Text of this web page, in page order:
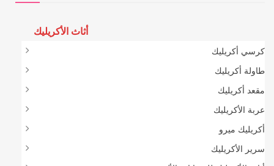
أثاث الأكريليك
كرسي أكريليك
طاولة أكريليك
مقعد أكريليك
عربة الأكريليك
أكريليك ميرو
سرير الأكريليك